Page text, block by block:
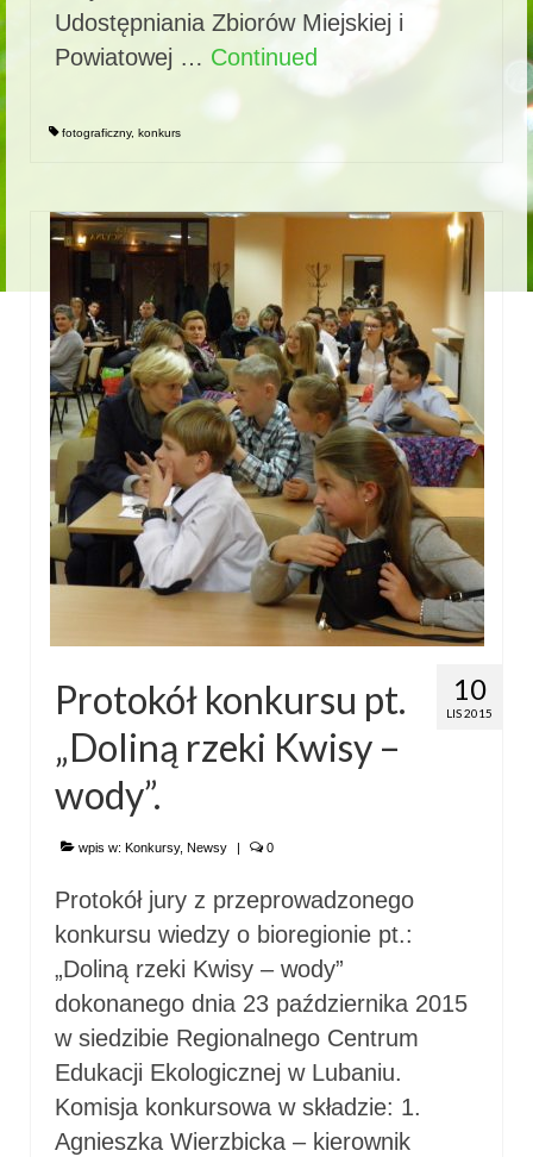
Udostępniania Zbiorów Miejskiej i
Powiatowej … Continued
fotograficzny, konkurs
10
LIS 2015
Protokół konkursu pt.
„Doliną rzeki Kwisy –
wody”.
wpis w: Konkursy, Newsy | 0
Protokół jury z przeprowadzonego
konkursu wiedzy o bioregionie pt.:
„Doliną rzeki Kwisy – wody”
dokonanego dnia 23 października 2015
w siedzibie Regionalnego Centrum
Edukacji Ekologicznej w Lubaniu.
Komisja konkursowa w składzie: 1.
Agnieszka Wierzbicka – kierownik